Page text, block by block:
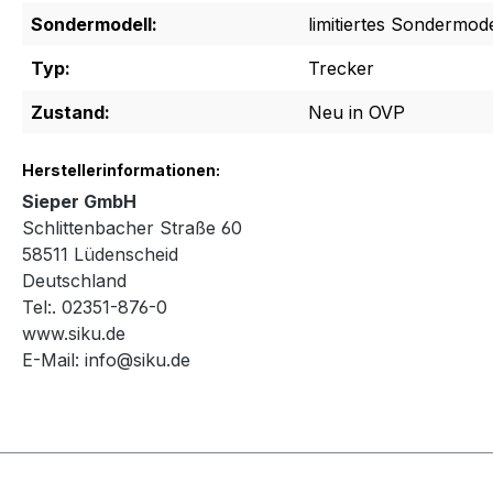
Sondermodell:
limitiertes
Typ:
Trecker
Zustand:
Neu in OVP
Herstellerinformationen:
Sieper GmbH
Schlittenbacher Straße 60
58511 Lüdenscheid
Deutschland
Tel:. 02351-876-0
www.siku.de
E-Mail: info@siku.de